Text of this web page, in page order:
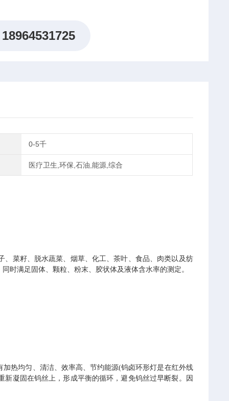
18964531725
0-5千
医疗卫生,环保,石油,能源,综合
菜籽、脱水蔬菜、烟草、化工、茶叶、食品、肉类以及纺
时满足固体、颗粒、粉末、胶状体及液体含水率的测定。
热均匀、清洁、效率高、节约能源(钨卤环形灯是在红外线
凝固在钨丝上，形成平衡的循环，避免钨丝过早断裂。因